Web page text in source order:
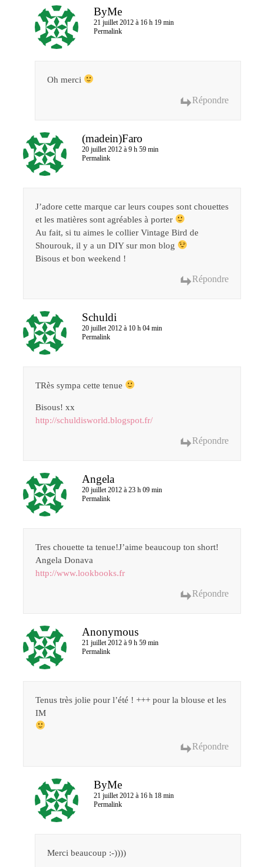
ByMe
21 juillet 2012 à 16 h 19 min
Permalink
Oh merci
Répondre
(madein)Faro
20 juillet 2012 à 9 h 59 min
Permalink
J’adore cette marque car leurs coupes sont chouettes
et les matières sont agréables à porter
Au fait, si tu aimes le collier Vintage Bird de
Shourouk, il y a un DIY sur mon blog
Bisous et bon weekend !
Répondre
Schuldi
20 juillet 2012 à 10 h 04 min
Permalink
TRès sympa cette tenue
Bisous! xx
http://schuldisworld.blogspot.fr/
Répondre
Angela
20 juillet 2012 à 23 h 09 min
Permalink
Tres chouette ta tenue!J’aime beaucoup ton short!
Angela Donava
http://www.lookbooks.fr
Répondre
Anonymous
21 juillet 2012 à 9 h 59 min
Permalink
Tenus très jolie pour l’été ! +++ pour la blouse et les
IM
Répondre
ByMe
21 juillet 2012 à 16 h 18 min
Permalink
Merci beaucoup :-))))